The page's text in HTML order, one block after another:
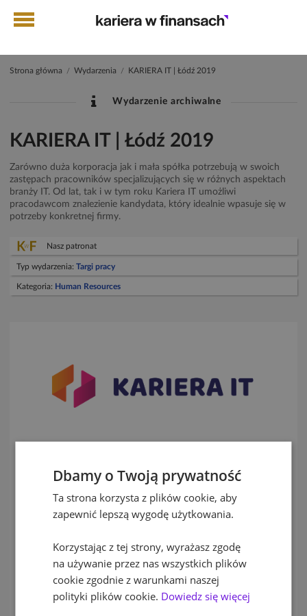
Strona główna / Wydarzenia / KARIERA IT | Łódź 2019
Wydarzenie archiwalne
KARIERA IT | Łódź 2019
Zarówno duża korporacja jak i mała spółka potrzebują w swoich
zastępach pracowników specjalizujących się w różnych aspektach
branży IT. Od lat, tak i w tym roku Kariera IT umożliwi
pracodawcom znalezienie kandydata, który idealnie wpasuje się w
potrzeby konkretnej firmy.
Nasz patronat
Typ wydarzenia: Targi pracy
Kategoria: Human Resources
zaprezentujemy trendy, dobre praktyki, najnowsze rozwiązania i
prognozy dla branży. Oprócz wystąpień organizujemy również
strefę wystawienniczą. Przeznaczona dla liderów krajowego
rynku IT, którzy aktualnie szukają wykwalifikowanych
Kariera IT to wydarzenie stworzone dla specjalistów ds. IT.
Szczególnie zapraszamy programistów, testerów,
administratorów, analityków, konsultantów i studentów
ostatnich lat studiów kierunkowych.
Dbamy o Twoją prywatność
Ta strona korzysta z plików cookie, aby
zapewnić lepszą wygodę użytkowania.
Korzystając z tej strony, wyrażasz zgodę
na używanie przez nas wszystkich plików
cookie zgodnie z warunkami naszej
polityki plików cookie. Dowiedz się więcej